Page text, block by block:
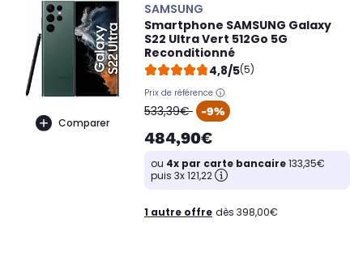
Comparer
SAMSUNG
Smartphone SAMSUNG Galaxy
S22 Ultra Vert 512Go 5G
Reconditionné
4,8/5(5)
Prix de référence
oldPrice
533,39€ -9%
484,90€
ou 4x par carte bancaire133,35€
puis 3x 121,22
1 autre offre dès 398,00€